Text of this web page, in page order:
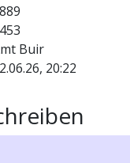
Buir
20:22